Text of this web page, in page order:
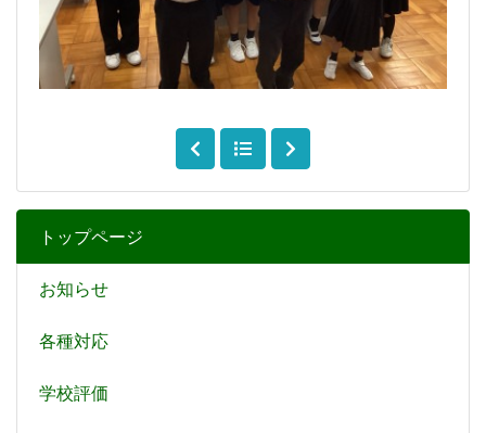
トップページ
お知らせ
各種対応
学校評価